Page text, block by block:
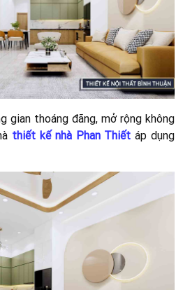
gian thoáng đãng, mở rộng không
thiết kế nhà Phan Thiết áp dụng